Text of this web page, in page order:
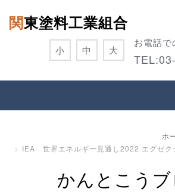
関東塗料工業組合
お電話で
TEL:
小 中 大
ホ
IEA 世界エネルギー見通し2022 エグゼ
かんとこう